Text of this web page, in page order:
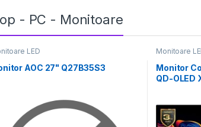
- PC - Monitoare
LED
AOC 27" Q27B35S3
Monitoare
Monitor
QD-OLED